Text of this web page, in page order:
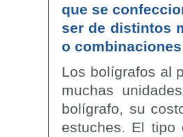
que se
ser de distintos
o
Los bolígrafos al
muchas
bolígrafo, su
estuches. El